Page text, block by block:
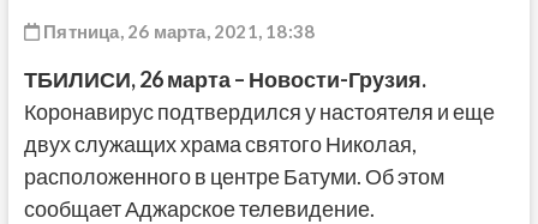
Пятница, 26 марта, 2021, 18:38
ТБИЛИСИ, 26 марта – Новости-Грузия.
Коронавирус подтвердился у настоятеля и еще
двух служащих храма святого Николая,
расположенного в центре Батуми. Об этом
сообщает Аджарское телевидение.